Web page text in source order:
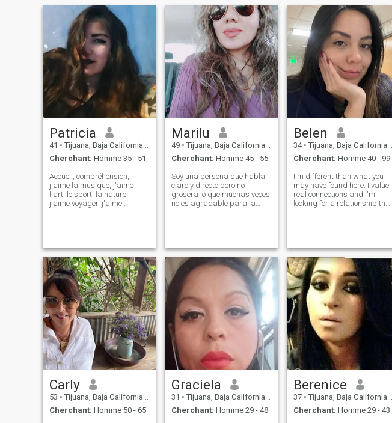
Patricia
41 • Tijuana, Baja California, Mexique
Cherchant: Homme 35 - 51
Accueil, compréhension,
j'aime la musique, j'aime
l'art, le sport, la nature,
j'aime voyager, j'aime
sincèrement affectueux
amical Alegre respectueux,
j'aime chiquear et que je
choque, je suis styliste, je
suis un je suis un peu
secouriste, je suis une dame
qui parle, j'aime avoir des
détails avec mon partenaire
par exemple si je n'ai pas
d'argent je peux lui donner
un bon massage, préparer
sa nourriture préférée si je
n'apprends pas à la
préparer, serait son
styliste personnel, sans
oublier les soins que je dois
avoir et je peu
Marilu
49 • Tijuana, Baja California, Mexique
Cherchant: Homme 45 - 55
Soy una persona que habla
claro y directo pero no
grosera lo que muchas veces
no es agradable para la
relación,NO estoy aquí para
hab
Belen
34 • Tijuana, Baja California, Mexique
Cherchant: Homme 40 - 99
I'm different than what you
may have found here. I value
real connections and I'm
looking for a relationship that
where we can both grow and
enjoy what l
Carly
53 • Tijuana, Baja California, Mexique
Cherchant: Homme 50 - 65
Graciela
31 • Tijuana, Baja California, Mexique
Cherchant: Homme 29 - 48
Berenice
37 • Tijuana, Baja California, Mexique
Cherchant: Homme 29 - 43